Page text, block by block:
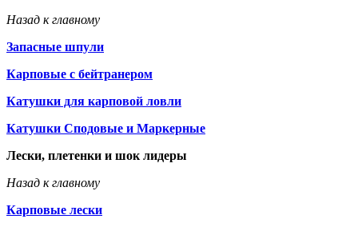
Назад к главному
Запасные шпули
Карповые с бейтранером
Катушки для карповой ловли
Катушки Сподовые и Маркерные
Лески, плетенки и шок лидеры
Назад к главному
Карповые лески